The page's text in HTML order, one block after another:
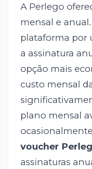
A Perlego
mensal e
plataforma por
a assinatura
opção mais
custo mensal
plano mensal
voucher
assinaturas